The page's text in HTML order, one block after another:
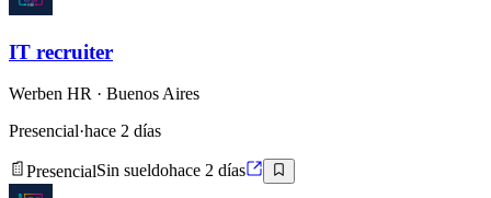
IT recruiter
Werben HR · Buenos Aires
Presencial·hace 2 días
PresencialSin sueldohace 2 días